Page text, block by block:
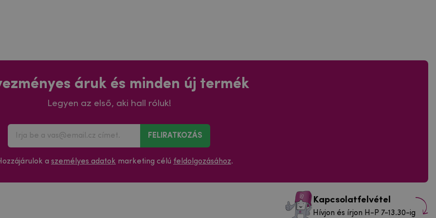
áruk és minden új termék
Legyen az első, aki hall róluk!
FELIRATKOZÁS
a személyes adatok marketing célú feldolgozásához.
Kapcsolatfelvétel
Hívjon és írjon H-P 7-13.30-ig